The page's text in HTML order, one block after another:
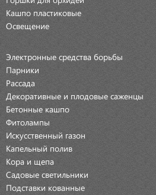
Кашпо пластиковые
Освещение
Электронные средства борьбы
Парники
Рассада
Декоративные и плодовые саженцы
Бетонные кашпо
Фитолампы
Искусственный газон
Капельный полив
Кора и щепа
Садовые светильники
Подставки кованные